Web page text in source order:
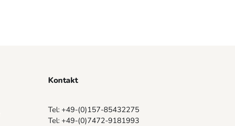
Kontakt
Tel: +49-(0)157-85432275
Tel: +49-(0)7472-9181993